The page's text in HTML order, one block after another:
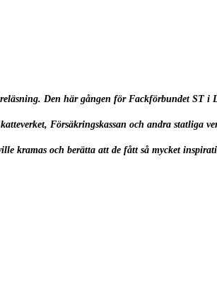
Den här gången för Fackförbundet ST i
Försäkringskassan och andra statliga
kramas och berätta att de fått så mycket